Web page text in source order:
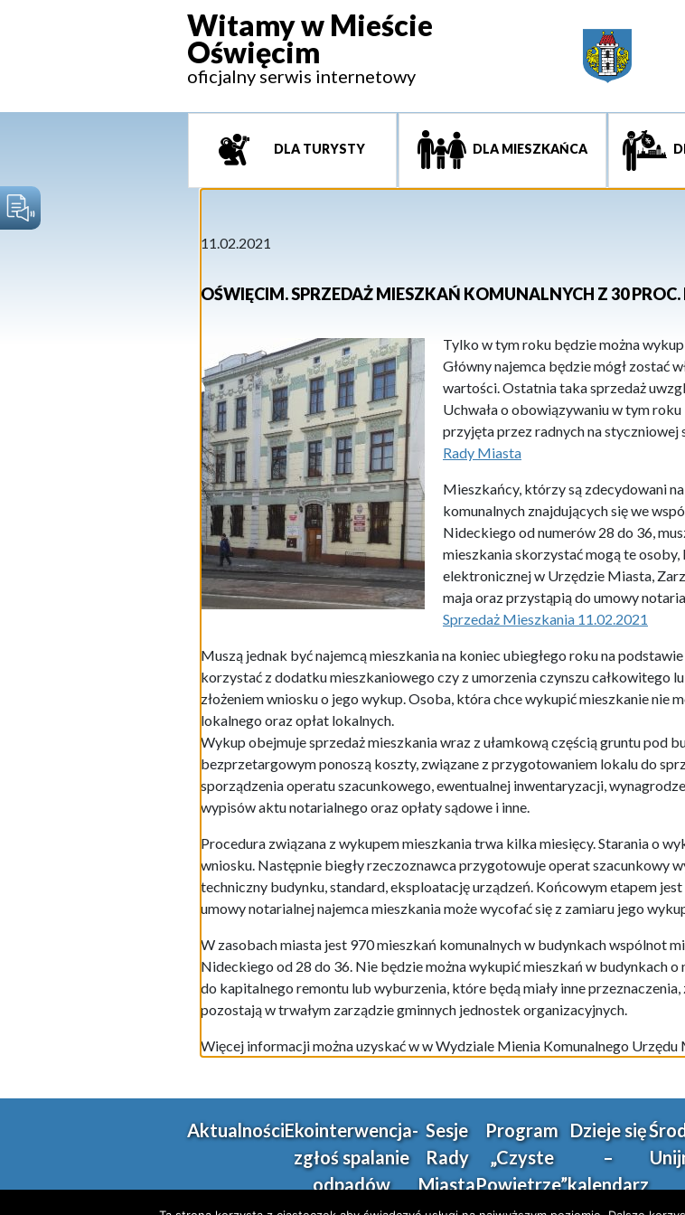
Witamy w Mieście
Oświęcim
oficjalny serwis internetowy
DLA TURYSTY DLA MIESZKAŃCA
11.02.2021
OŚWIĘCIM. SPRZEDAŻ MIESZKAŃ KOMUNALNYCH Z 30
Tylko w tym roku będzie można
Główny najemca będzie mógł zostać
wartości. Ostatnia taka sprzedaż
Uchwała o obowiązywaniu w tym
przyjęta przez radnych na styczniowej
Rady Miasta
Mieszkańcy, którzy są zdecydowani
komunalnych znajdujących się we
Nideckiego od numerów 28 do 36,
mieszkania skorzystać mogą te
elektronicznej w Urzędzie Miasta,
maja oraz przystąpią do umowy
Sprzedaż Mieszkania 11.02.2021
Muszą jednak być najemcą mieszkania na koniec ubiegłego roku na
korzystać z dodatku mieszkaniowego czy z umorzenia czynszu całkowitego
złożeniem wniosku o jego wykup. Osoba, która chce wykupić mieszkanie nie
lokalnego oraz opłat lokalnych.
Wykup obejmuje sprzedaż mieszkania wraz z ułamkową częścią gruntu pod
bezprzetargowym ponoszą koszty, związane z przygotowaniem lokalu do
sporządzenia operatu szacunkowego, ewentualnej inwentaryzacji,
wypisów aktu notarialnego oraz opłaty sądowe i inne.
Procedura związana z wykupem mieszkania trwa kilka miesięcy. Starania o
wniosku. Następnie biegły rzeczoznawca przygotowuje operat szacunkowy
techniczny budynku, standard, eksploatację urządzeń. Końcowym etapem
umowy notarialnej najemca mieszkania może wycofać się z zamiaru jego
W zasobach miasta jest 970 mieszkań komunalnych w budynkach wspólnot
Nideckiego od 28 do 36. Nie będzie można wykupić mieszkań w budynkach
do kapitalnego remontu lub wyburzenia, które będą miały inne
pozostają w trwałym zarządzie gminnych jednostek organizacyjnych.
Więcej informacji można uzyskać w w Wydziale Mienia Komunalnego
AktualnościEkointerwencja-
zgłoś spalanie
odpadów
Sesje
Rady
Miasta
Program
„Czyste
Powietrze”
Dzieje się
–
kalendarz